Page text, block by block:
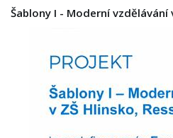
Šablony I - Moderní vzdělávání